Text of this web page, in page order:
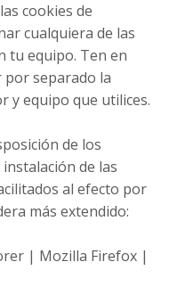
cookies de
cualquiera de las
tu equipo. Ten en
por separado la
y equipo que utilices.
de los
de las
al efecto por
más extendido:
| Mozilla Firefox |